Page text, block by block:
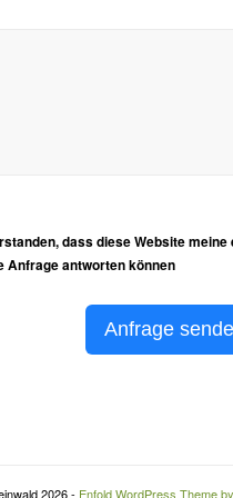
dass diese Website
Anfrage antworten können
Anfrage
2026 - Enfold WordPress Theme